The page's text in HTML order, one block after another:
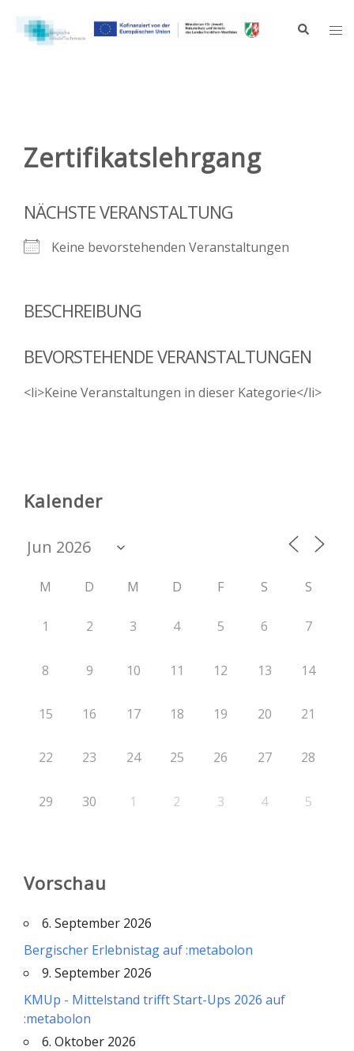
Inhalt
springen
Suche
Zertifikatslehrgang
NÄCHSTE VERANSTALTUNG
Keine bevorstehenden Veranstaltungen
BESCHREIBUNG
BEVORSTEHENDE VERANSTALTUNGEN
<li>Keine Veranstaltungen in dieser Kategorie</li>
Kalender
M D M D F S S
1 2 3 4 5 6 7
8 9 10 11 12 13 14
15 16 17 18 19 20 21
22 23 24 25 26 27 28
29 30 1 2 3 4 5
Vorschau
6. September 2026
Bergischer Erlebnistag auf :metabolon
9. September 2026
KMUp - Mittelstand trifft Start-Ups 2026 auf
:metabolon
6. Oktober 2026